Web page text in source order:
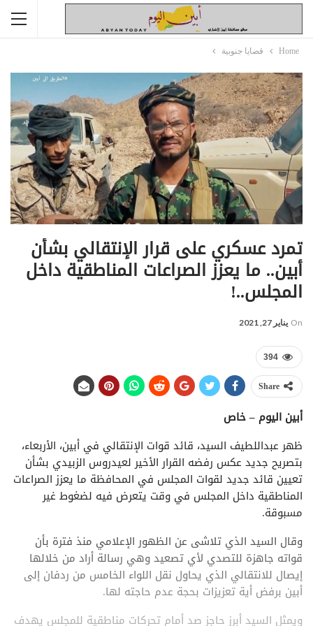
Home قضايا جنوبية
تمرد عسكري على قرار الإنتقالي بشأن
أبين.. ما يعزز الصراعات المناطقية داخل
المجلس..!
On يناير 27, 2021
394
Share
أبين اليوم – خاص
ظهر عبداللطيف السيد، قائد قوات الإنتقالي في أبين، الأربعاء،
بتصريح جديد عكس رفضه القرار الأخير لعيدروس الزبيدي بشأن
تعيين قائد جديد لقوات المجلس في المحافظة ما يعزز الصراعات
المناطقية داخل المجلس في وقت يتعرض فيه لضغوط غير
مسبوقة.
وقال السيد الذي تلاشى عن الظهور الإعلامي منذ فترة بأن
قواته جاهزة للتصدي لأي تصعيد وهي رسالة أراد من خلالها
إيصال للانتقالي الذي يحاول نقل اللواء الخامس من ردفان إلى
أبين برفض أية تعزيزات بحجة عدم حاجته لها.
ويمثل السيد أبرز حاجز صد أمام تحركات مناطقية للمجلس يهدف